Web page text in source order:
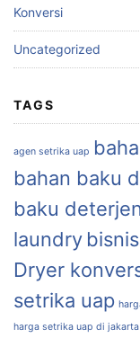
Konversi
Uncategorized
TAGS
agen setrika uap
bahan baku
baku
laundry
Dryer
setrika uap
harga setrika uap di jakarta